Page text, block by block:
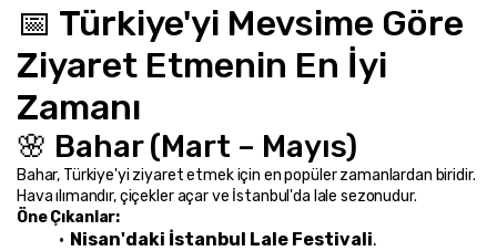
📅 Türkiye'yi Mevsime Göre
Ziyaret Etmenin En İyi
Zamanı
🌸 Bahar (Mart – Mayıs)
Bahar, Türkiye'yi ziyaret etmek için en popüler zamanlardan biridir.
Hava ılımandır, çiçekler açar ve İstanbul'da lale sezonudur.
Öne Çıkanlar:
Nisan'daki İstanbul Lale Festivali.